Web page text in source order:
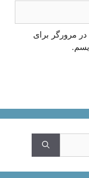
مرورگر برای